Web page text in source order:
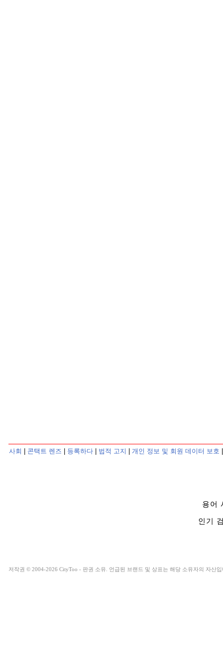
사회 콘택트 렌즈 등록하다| 법적 고지 개인 정보 및 회원 데이터 보호
용
인기
저작권 © 2004-2026 CityToo - 판권 소유. 언급된 브랜드 및 상표는 해당 소유자의 자산